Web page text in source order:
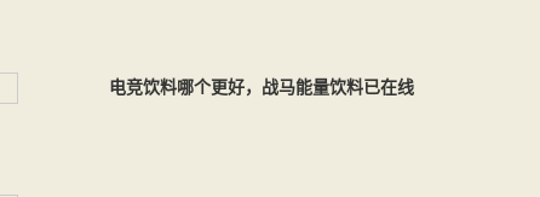
电竞饮料哪个更好，战马能量饮料已在线